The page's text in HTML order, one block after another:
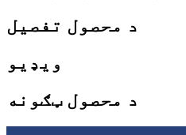
د محصول تفصیل
ویډیو
د محصول ټګونه